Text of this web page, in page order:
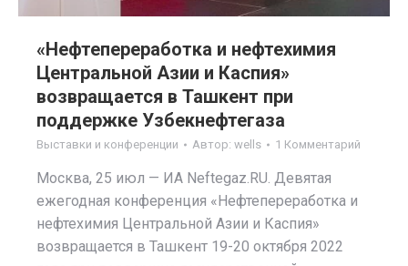
«Нефтепереработка и нефтехимия
Центральной Азии и Каспия»
возвращается в Ташкент при
поддержке Узбекнефтегаза
Выставки и конференции Автор: wells 1 Комментарий
Москва, 25 июл — ИА Neftegaz.RU. Девятая
ежегодная конференция «Нефтепереработка и
нефтехимия Центральной Азии и Каспия»
возвращается в Ташкент 19-20 октября 2022